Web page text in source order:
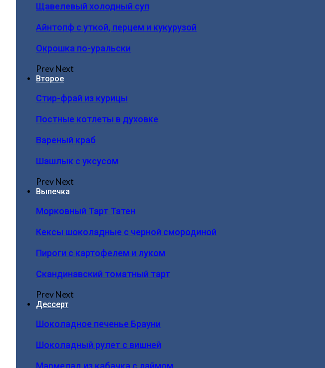
Щавелевый холодный суп
Айнтопф с уткой, перцем и кукурузой
Окрошка по-уральски
PrevNext
Второе
Стир-фрай из курицы
Постные котлеты в духовке
Вареный краб
Шашлык с уксусом
PrevNext
Выпечка
Морковный Тарт Татен
Кексы шоколадные с черной смородиной
Пироги c картофелем и луком
Скандинавский томатный тарт
PrevNext
Дессерт
Шоколадное печенье Брауни
Шоколадный рулет с вишней
Мармелад из кабачка с лаймом